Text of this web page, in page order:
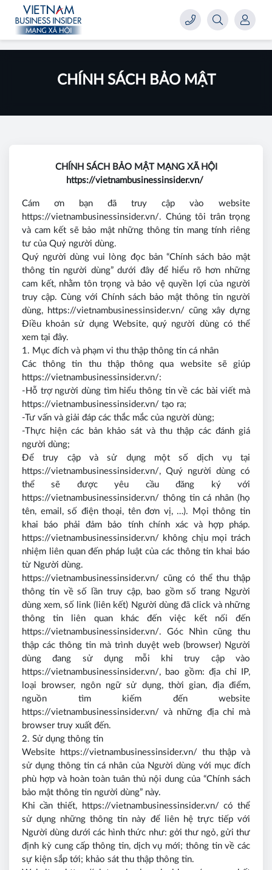
CHÍNH SÁCH BẢO MẬT
CHÍNH SÁCH BẢO MẬT MẠNG XÃ HỘI
https://vietnambusinessinsider.vn/
Cám ơn bạn đã truy cập vào website
https://vietnambusinessinsider.vn/. Chúng tôi trân trọng
và cam kết sẽ bảo mật những thông tin mang tính riêng
tư của Quý người dùng.
Quý người dùng vui lòng đọc bản “Chính sách bảo mật
thông tin người dùng” dưới đây để hiểu rõ hơn những
cam kết, nhằm tôn trọng và bảo vệ quyền lợi của người
truy cập. Cùng với Chính sách bảo mật thông tin người
dùng, https://vietnambusinessinsider.vn/ cũng xây dựng
Điều khoản sử dụng Website, quý người dùng có thể
xem tại đây.
1. Mục đích và phạm vi thu thập thông tin cá nhân
Các thông tin thu thập thông qua website sẽ giúp
https://vietnambusinessinsider.vn/:
-Hỗ trợ người dùng tìm hiểu thông tin về các bài viết mà
https://vietnambusinessinsider.vn/ tạo ra;
-Tư vấn và giải đáp các thắc mắc của người dùng;
-Thực hiện các bản khảo sát và thu thập các đánh giá
người dùng;
Để truy cập và sử dụng một số dịch vụ tại
https://vietnambusinessinsider.vn/, Quý người dùng có
thể sẽ được yêu cầu đăng ký với
https://vietnambusinessinsider.vn/ thông tin cá nhân (họ
tên, email, số điện thoại, tên đơn vị, …). Mọi thông tin
khai báo phải đảm bảo tính chính xác và hợp pháp.
https://vietnambusinessinsider.vn/ không chịu mọi trách
nhiệm liên quan đến pháp luật của các thông tin khai báo
từ Người dùng.
https://vietnambusinessinsider.vn/ cũng có thể thu thập
thông tin về số lần truy cập, bao gồm số trang Người
dùng xem, số link (liên kết) Người dùng đã click và những
thông tin liên quan khác đến việc kết nối đến
https://vietnambusinessinsider.vn/. Góc Nhìn cũng thu
thập các thông tin mà trình duyệt web (browser) Người
dùng đang sử dụng mỗi khi truy cập vào
https://vietnambusinessinsider.vn/, bao gồm: địa chỉ IP,
loại browser, ngôn ngữ sử dụng, thời gian, địa điểm,
nguồn tìm kiếm đến website
https://vietnambusinessinsider.vn/ và những địa chỉ mà
browser truy xuất đến.
2. Sử dụng thông tin
Website https://vietnambusinessinsider.vn/ thu thập và
sử dụng thông tin cá nhân của Người dùng với mục đích
phù hợp và hoàn toàn tuân thủ nội dung của “Chính sách
bảo mật thông tin người dùng” này.
Khi cần thiết, https://vietnambusinessinsider.vn/ có thể
sử dụng những thông tin này để liên hệ trực tiếp với
Người dùng dưới các hình thức như: gởi thư ngỏ, gửi thư
định kỳ cung cấp thông tin, dịch vụ mới; thông tin về các
sự kiện sắp tới; khảo sát thu thập thông tin.